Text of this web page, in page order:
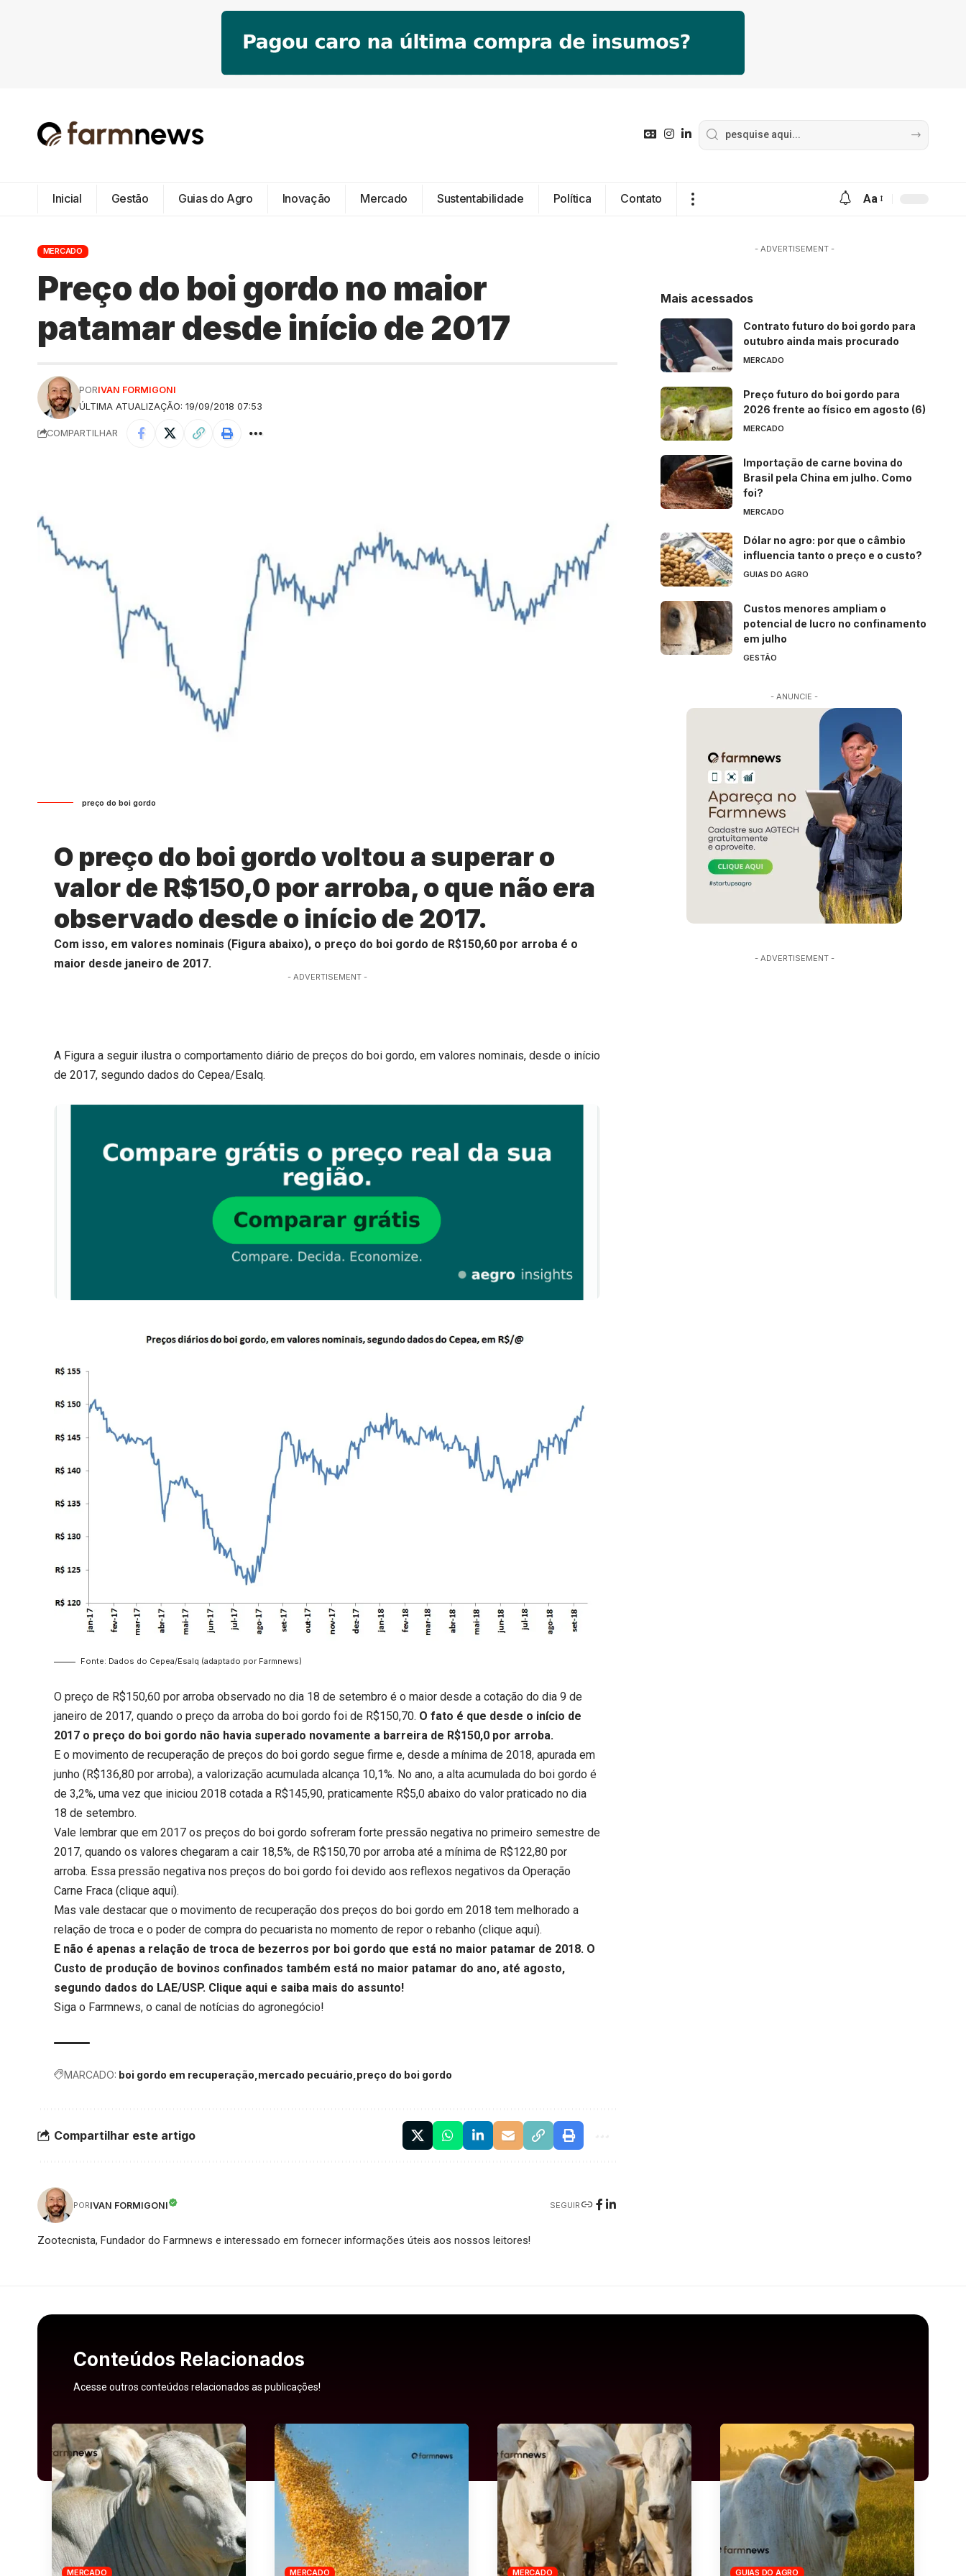
Inicial Gestão Guias do Agro Inovação Mercado Sustentabilidade Política Contato Aa
MERCADO
Preço do boi gordo no maior
patamar desde início de 2017
ÚLTIMA ATUALIZAÇÃO: 19/09/2018 07:53
PORIVAN FORMIGONI
COMPARTILHAR
preço do boi gordo
O preço do boi gordo voltou a superar o
valor de R$150,0 por arroba, o que não era
observado desde o início de 2017.
Com isso, em valores nominais (Figura abaixo), o preço do boi gordo de R$150,60 por arroba é o
maior desde janeiro de 2017.
- ADVERTISEMENT -
A Figura a seguir ilustra o comportamento diário de preços do boi gordo, em valores nominais, desde o início
de 2017, segundo dados do Cepea/Esalq.
Fonte: Dados do Cepea/Esalq (adaptado por Farmnews)
O preço de R$150,60 por arroba observado no dia 18 de setembro é o maior desde a cotação do dia 9 de
janeiro de 2017, quando o preço da arroba do boi gordo foi de R$150,70. O fato é que desde o início de
2017 o preço do boi gordo não havia superado novamente a barreira de R$150,0 por arroba.
E o movimento de recuperação de preços do boi gordo segue firme e, desde a mínima de 2018, apurada em
junho (R$136,80 por arroba), a valorização acumulada alcança 10,1%. No ano, a alta acumulada do boi gordo é
de 3,2%, uma vez que iniciou 2018 cotada a R$145,90, praticamente R$5,0 abaixo do valor praticado no dia
18 de setembro.
Vale lembrar que em 2017 os preços do boi gordo sofreram forte pressão negativa no primeiro semestre de
2017, quando os valores chegaram a cair 18,5%, de R$150,70 por arroba até a mínima de R$122,80 por
arroba. Essa pressão negativa nos preços do boi gordo foi devido aos reflexos negativos da Operação
Carne Fraca (clique aqui).
Mas vale destacar que o movimento de recuperação dos preços do boi gordo em 2018 tem melhorado a
relação de troca e o poder de compra do pecuarista no momento de repor o rebanho (clique aqui).
E não é apenas a relação de troca de bezerros por boi gordo que está no maior patamar de 2018. O
Custo de produção de bovinos confinados também está no maior patamar do ano, até agosto,
segundo dados do LAE/USP. Clique aqui e saiba mais do assunto!
Siga o Farmnews, o canal de notícias do agronegócio!
MARCADO: boi gordo em recuperação mercado pecuário preço do boi gordo
Compartilhar este artigo
PORIVAN FORMIGONI SEGUIR
Zootecnista, Fundador do Farmnews e interessado em fornecer informações úteis aos nossos leitores!
- ADVERTISEMENT -
Mais acessados
Contrato futuro do boi gordo para
outubro ainda mais procurado
MERCADO
Preço futuro do boi gordo para
2026 frente ao físico em agosto (6)
MERCADO
Importação de carne bovina do
Brasil pela China em julho. Como
foi?
MERCADO
Dólar no agro: por que o câmbio
influencia tanto o preço e o custo?
GUIAS DO AGRO
Custos menores ampliam o
potencial de lucro no confinamento
em julho
GESTÃO
- ANUNCIE -
- ADVERTISEMENT -
Conteúdos Relacionados
Acesse outros conteúdos relacionados as publicações!
MERCADO MERCADO MERCADO GUIAS DO AGRO